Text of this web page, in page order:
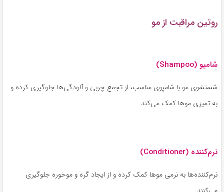
روتین مراقبت از مو
شامپو (Shampoo)
شستشوی مو با شامپوی مناسب، از تجمع چربی و آلودگی‌ها جلوگیری کرده و
به تمیزی موها کمک می‌کند.
نرم‌کننده (Conditioner)
نرم‌کننده‌ها به نرمی موها کمک کرده و از ایجاد گره و موخوره جلوگیری